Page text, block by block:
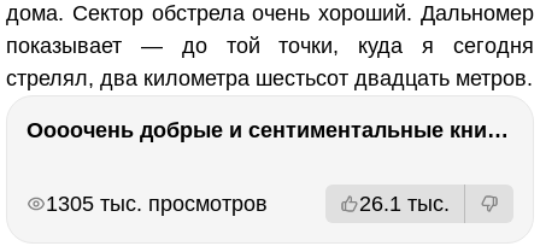
дома. Сектор обстрела очень хороший. Дальномер
показывает — до той точки, куда я сегодня
стрелял, два километра шестьсот двадцать метров.
Оооочень добрые и сентиментальные книги. Бабушка велела кланяться и История Артура Трулава
1305 тыс. просмотров 26.1 тыс.